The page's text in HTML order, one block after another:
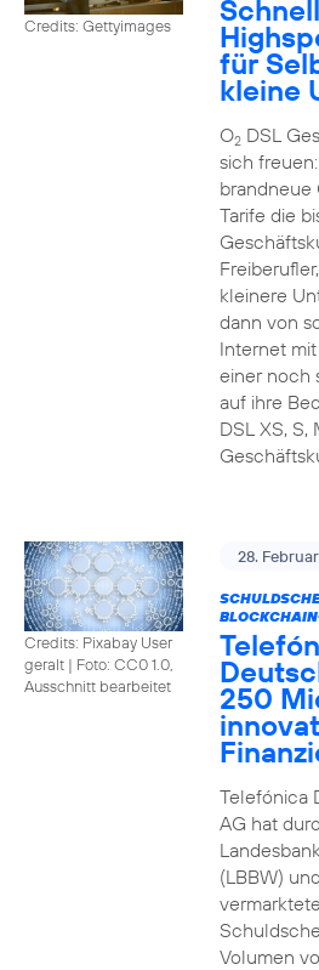
Credits: Gettyimages
für
kleine
O2DSL
sich
brandneue
Tarife die
kleinere
dann von
Internet
einer noch
auf ihre
DSL XS, S,
Credits: Pixabay User
geralt | Foto: CC0 1.0,
Ausschnitt bearbeitet
28.
250
Telefónica
AG hat
(LBBW)
Volumen